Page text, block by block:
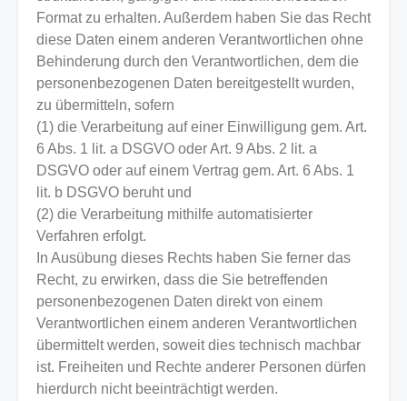
Format zu erhalten. Außerdem haben Sie das Recht
diese Daten einem anderen Verantwortlichen ohne
Behinderung durch den Verantwortlichen, dem die
personenbezogenen Daten bereitgestellt wurden,
zu übermitteln, sofern
(1) die Verarbeitung auf einer Einwilligung gem. Art.
6 Abs. 1 lit. a DSGVO oder Art. 9 Abs. 2 lit. a
DSGVO oder auf einem Vertrag gem. Art. 6 Abs. 1
lit. b DSGVO beruht und
(2) die Verarbeitung mithilfe automatisierter
Verfahren erfolgt.
In Ausübung dieses Rechts haben Sie ferner das
Recht, zu erwirken, dass die Sie betreffenden
personenbezogenen Daten direkt von einem
Verantwortlichen einem anderen Verantwortlichen
übermittelt werden, soweit dies technisch machbar
ist. Freiheiten und Rechte anderer Personen dürfen
hierdurch nicht beeinträchtigt werden.